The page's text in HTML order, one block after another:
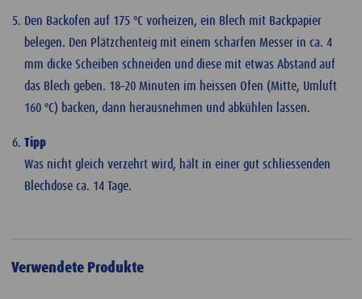
Den Backofen auf 175 ºC vorheizen, ein Blech mit Backpapier
belegen. Den Plätzchenteig mit einem scharfen Messer in ca. 4
mm dicke Scheiben schneiden und diese mit etwas Abstand auf
das Blech geben. 18–20 Minuten im heissen Ofen (Mitte, Umluft
160 ºC) backen, dann herausnehmen und abkühlen lassen.
Tipp
Was nicht gleich verzehrt wird, hält in einer gut schliessenden
Blechdose ca. 14 Tage.
Verwendete Produkte